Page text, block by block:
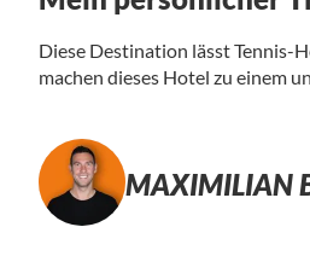
Diese Destination lässt Tennis-
machen dieses Hotel zu einem
MAXIMILIAN